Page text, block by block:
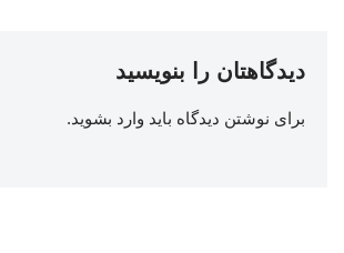
دیدگاهتان را بنویسید
برای نوشتن دیدگاه باید وارد بشوید.